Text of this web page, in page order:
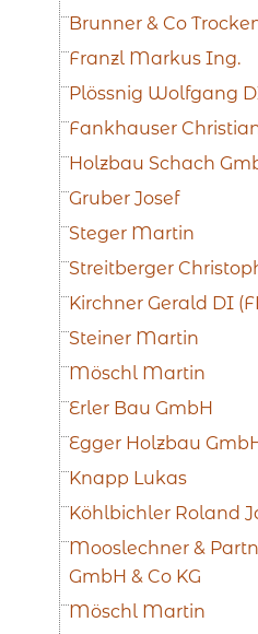
Brunner & Co
Franzl Markus Ing.
Plössnig Wolfgang
Fankhauser
Holzbau Schach
Gruber Josef
Steger Martin
Streitberger
Kirchner Gerald DI
Steiner Martin
Möschl Martin
Erler Bau GmbH
Egger Holzbau
Knapp Lukas
Köhlbichler Roland
Mooslechner &
GmbH & Co KG
Möschl Martin